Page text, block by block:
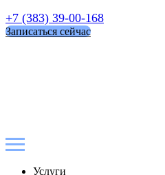
+7 (383) 39-00-168
Записаться сейчас
Услуги